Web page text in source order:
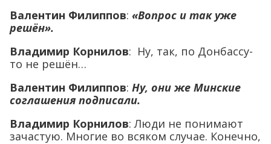
Валентин Филиппов: «Вопрос и так уже
решён».
Владимир Корнилов: Ну, так, по Донбассу-
то не решён…
Валентин Филиппов: Ну, они же Минские
соглашения подписали.
Владимир Корнилов: Люди не понимают
зачастую. Многие во всяком случае. Конечно,